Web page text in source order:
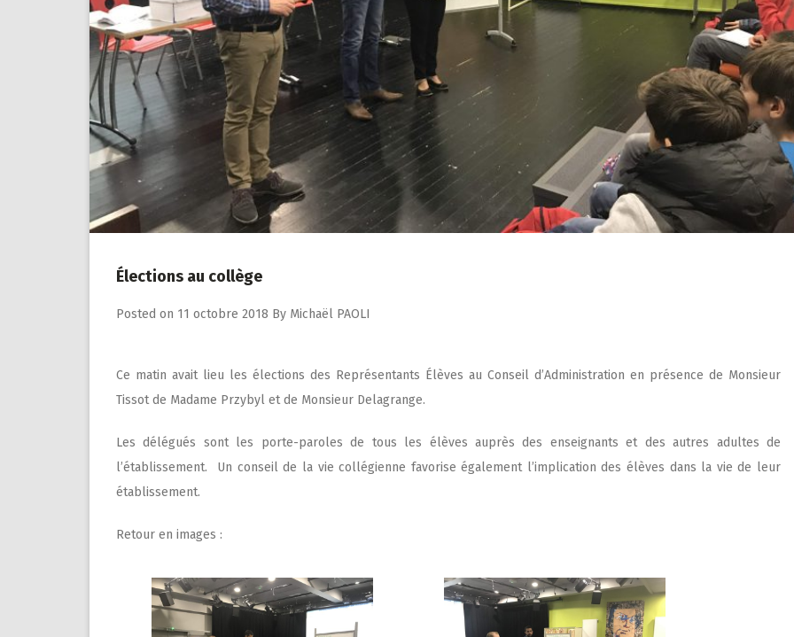
Élections au collège
Posted on 11 octobre 2018 By Michaël PAOLI
Ce matin avait lieu les élections des Représentants Élèves au Conseil d’Administration en présence de Monsieur
Tissot de Madame Przybyl et de Monsieur Delagrange.
Les délégués sont les porte-paroles de tous les élèves auprès des enseignants et des autres adultes de
l’établissement. Un conseil de la vie collégienne favorise également l’implication des élèves dans la vie de leur
établissement.
Retour en images :